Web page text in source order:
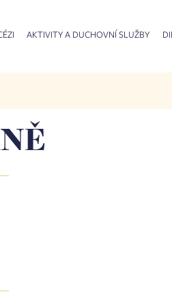
AKTIVITY A DUCHOVNÍ SLUŽBY